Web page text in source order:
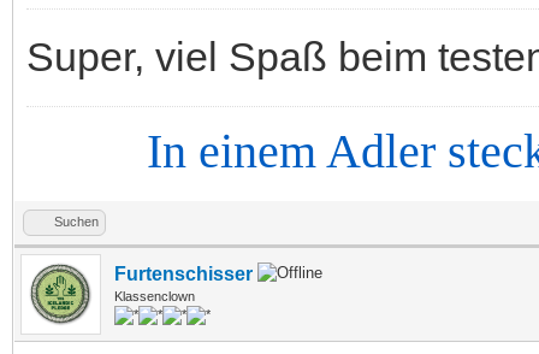
Super, viel Spaß beim
In einem Adler steckt
Suchen
Furtenschisser
Klassenclown